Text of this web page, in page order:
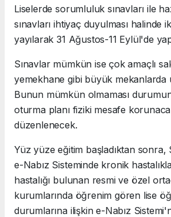
Liselerde sorumluluk sınavları ile
sınavları ihtiyaç duyulması halinde
yayılarak 31 Ağustos-11 Eylül'de
Sınavlar mümkün ise çok amaçlı
yemekhane gibi büyük mekanlarda
Bunun mümkün olmaması
oturma planı fiziki mesafe
düzenlenecek.
Yüz yüze eğitim başladıktan sonra,
e-Nabız Sisteminde kronik
hastalığı bulunan resmi ve özel
kurumlarında öğrenim gören lise
durumlarına ilişkin e-Nabız